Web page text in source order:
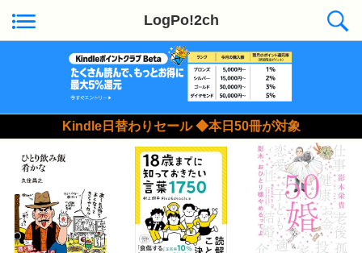
LogPo!2ch
Kindle日替わりセール ◆本日50冊が対象